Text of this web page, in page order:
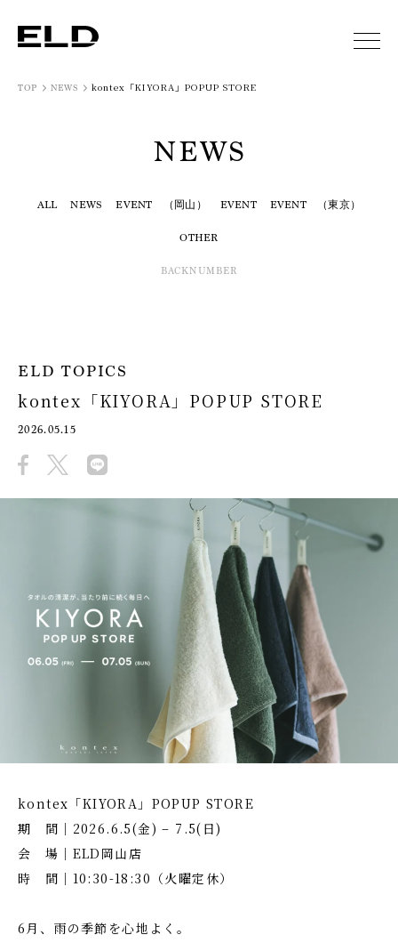
TOP NEWS kontex「KIYORA」POPUP STORE
NEWS
ALL NEWS EVENT （岡山） EVENT EVENT （東京）
OTHER
BACKNUMBER
ELD TOPICS
kontex「KIYORA」POPUP STORE
2026.05.15
kontex「KIYORA」POPUP STORE
期 間｜2026.6.5(金) – 7.5(日)
会 場｜ELD岡山店
時 間｜10:30-18:30（火曜定休）
6月、雨の季節を心地よく。